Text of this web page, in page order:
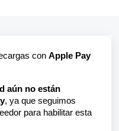
con Apple Pay
aún no están
, ya que seguimos
para habilitar esta